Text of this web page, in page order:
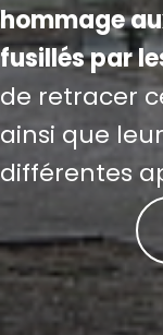
hommage
fusillés par
de retracer
ainsi que
différentes